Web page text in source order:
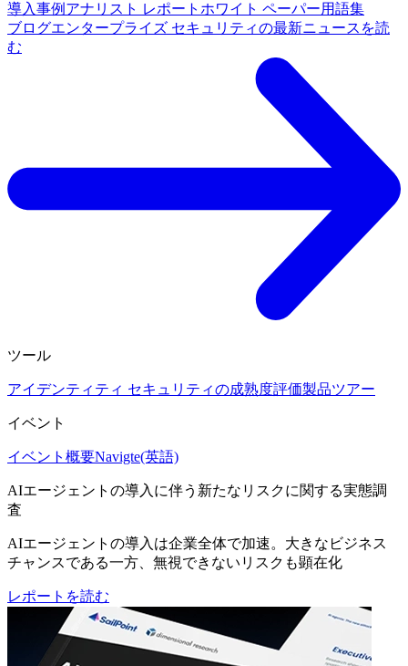
導入事例 アナリスト レポート ホワイト ペーパー用語集
ブログエンタープライズ セキュリティの最新ニュースを読
む
ツール
アイデンティティ セキュリティの成熟度評価製品ツアー
イベント
イベント概要Navigte(英語)
AIエージェントの導入に伴う新たなリスクに関する実態調
査
AIエージェントの導入は企業全体で加速。大きなビジネス
チャンスである一方、無視できないリスクも顕在化
レポートを読む